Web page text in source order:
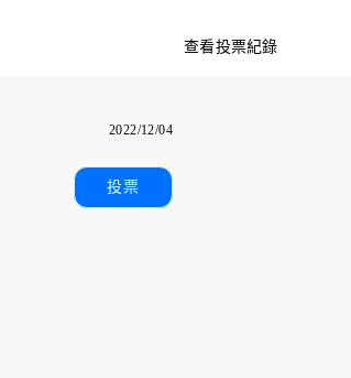
查看投票紀錄
2022/12/04
投票